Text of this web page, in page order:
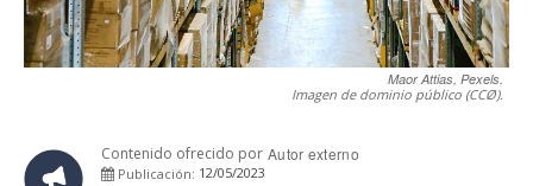
Maor Attias, Pexels.
Imagen de dominio público (CCØ).
Contenido ofrecido por Autor externo
Publicación: 12/05/2023